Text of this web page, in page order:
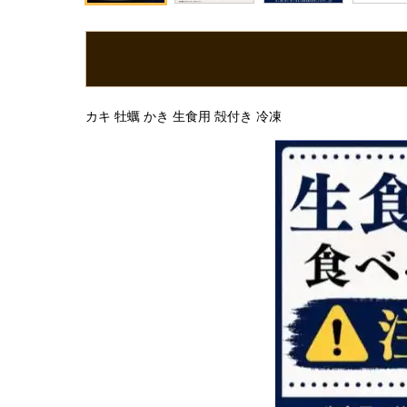
カキ 牡蠣 かき 生食用 殻付き 冷凍